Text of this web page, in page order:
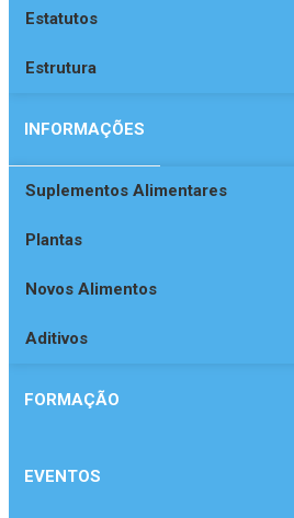
Estatutos
Estrutura
INFORMAÇÕES
Suplementos Alimentares
Plantas
Novos Alimentos
Aditivos
FORMAÇÃO
EVENTOS